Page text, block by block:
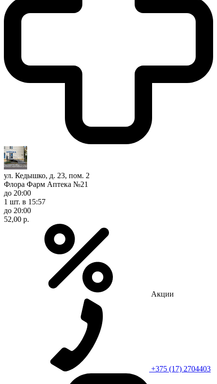
ул. Кедышко, д. 23, пом. 2
Флора Фарм Аптека №21
до 20:00
1 шт. в 15:57
до 20:00
52,00 р.
Акции
+375 (17) 2704403